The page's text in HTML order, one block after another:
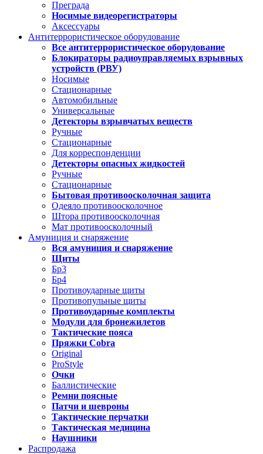
Преграда
Носимые видеорегистраторы
Аксессуары
Антитеррористическое оборудование
Все антитеррористическое оборудование
Блокираторы радиоуправляемых взрывных
устройств (РВУ)
Носимые
Стационарные
Автомобильные
Универсальные
Детекторы взрывчатых веществ
Ручные
Стационарные
Для корреспонденции
Детекторы опасных жидкостей
Ручные
Стационарные
Бытовая противоосколочная защита
Одеяло противоосколочное
Штора противоосколочная
Мат противоосколочный
Амуниция и снаряжение
Вся амуниция и снаряжение
Щиты
Бр3
Бр4
Противоударные щиты
Противопульные щиты
Противоударные комплекты
Модули для бронежилетов
Тактические пояса
Пряжки Cobra
Original
ProStyle
Очки
Баллистические
Ремни поясные
Патчи и шевроны
Тактические перчатки
Тактическая медицина
Наушники
Распродажа